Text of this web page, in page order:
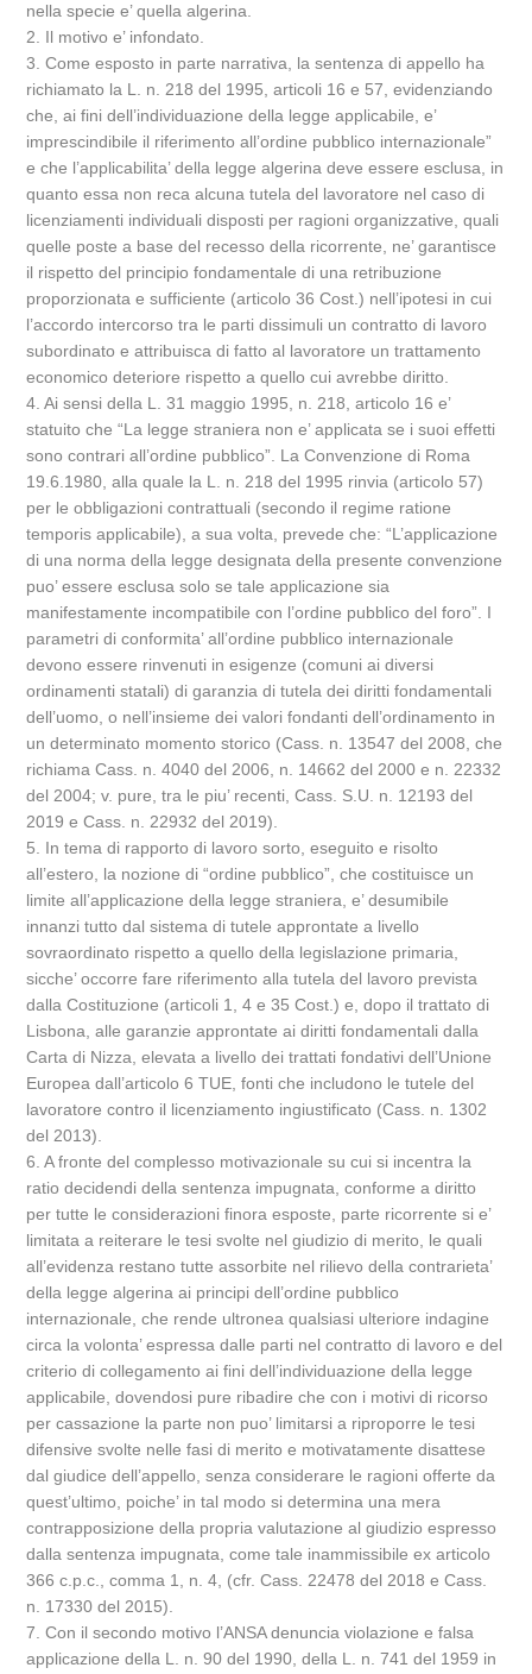
nella specie e’ quella algerina.
2. Il motivo e’ infondato.
3. Come esposto in parte narrativa, la sentenza di appello ha
richiamato la L. n. 218 del 1995, articoli 16 e 57, evidenziando
che, ai fini dell’individuazione della legge applicabile, e’
imprescindibile il riferimento all’ordine pubblico internazionale”
e che l’applicabilita’ della legge algerina deve essere esclusa, in
quanto essa non reca alcuna tutela del lavoratore nel caso di
licenziamenti individuali disposti per ragioni organizzative, quali
quelle poste a base del recesso della ricorrente, ne’ garantisce
il rispetto del principio fondamentale di una retribuzione
proporzionata e sufficiente (articolo 36 Cost.) nell’ipotesi in cui
l’accordo intercorso tra le parti dissimuli un contratto di lavoro
subordinato e attribuisca di fatto al lavoratore un trattamento
economico deteriore rispetto a quello cui avrebbe diritto.
4. Ai sensi della L. 31 maggio 1995, n. 218, articolo 16 e’
statuito che “La legge straniera non e’ applicata se i suoi effetti
sono contrari all’ordine pubblico”. La Convenzione di Roma
19.6.1980, alla quale la L. n. 218 del 1995 rinvia (articolo 57)
per le obbligazioni contrattuali (secondo il regime ratione
temporis applicabile), a sua volta, prevede che: “L’applicazione
di una norma della legge designata della presente convenzione
puo’ essere esclusa solo se tale applicazione sia
manifestamente incompatibile con l’ordine pubblico del foro”. I
parametri di conformita’ all’ordine pubblico internazionale
devono essere rinvenuti in esigenze (comuni ai diversi
ordinamenti statali) di garanzia di tutela dei diritti fondamentali
dell’uomo, o nell’insieme dei valori fondanti dell’ordinamento in
un determinato momento storico (Cass. n. 13547 del 2008, che
richiama Cass. n. 4040 del 2006, n. 14662 del 2000 e n. 22332
del 2004; v. pure, tra le piu’ recenti, Cass. S.U. n. 12193 del
2019 e Cass. n. 22932 del 2019).
5. In tema di rapporto di lavoro sorto, eseguito e risolto
all’estero, la nozione di “ordine pubblico”, che costituisce un
limite all’applicazione della legge straniera, e’ desumibile
innanzi tutto dal sistema di tutele approntate a livello
sovraordinato rispetto a quello della legislazione primaria,
sicche’ occorre fare riferimento alla tutela del lavoro prevista
dalla Costituzione (articoli 1, 4 e 35 Cost.) e, dopo il trattato di
Lisbona, alle garanzie approntate ai diritti fondamentali dalla
Carta di Nizza, elevata a livello dei trattati fondativi dell’Unione
Europea dall’articolo 6 TUE, fonti che includono le tutele del
lavoratore contro il licenziamento ingiustificato (Cass. n. 1302
del 2013).
6. A fronte del complesso motivazionale su cui si incentra la
ratio decidendi della sentenza impugnata, conforme a diritto
per tutte le considerazioni finora esposte, parte ricorrente si e’
limitata a reiterare le tesi svolte nel giudizio di merito, le quali
all’evidenza restano tutte assorbite nel rilievo della contrarieta’
della legge algerina ai principi dell’ordine pubblico
internazionale, che rende ultronea qualsiasi ulteriore indagine
circa la volonta’ espressa dalle parti nel contratto di lavoro e del
criterio di collegamento ai fini dell’individuazione della legge
applicabile, dovendosi pure ribadire che con i motivi di ricorso
per cassazione la parte non puo’ limitarsi a riproporre le tesi
difensive svolte nelle fasi di merito e motivatamente disattese
dal giudice dell’appello, senza considerare le ragioni offerte da
quest’ultimo, poiche’ in tal modo si determina una mera
contrapposizione della propria valutazione al giudizio espresso
dalla sentenza impugnata, come tale inammissibile ex articolo
366 c.p.c., comma 1, n. 4, (cfr. Cass. 22478 del 2018 e Cass.
n. 17330 del 2015).
7. Con il secondo motivo l’ANSA denuncia violazione e falsa
applicazione della L. n. 90 del 1990, della L. n. 741 del 1959 in